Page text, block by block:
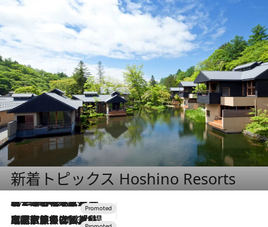
新着トピックス Hoshino Resorts
2026.8.7
【トンボの足水浴】ヒノキの香りに包まれて涼感マックス！約13℃の湧水かけ流しを避暑地「星野温泉 トンボの湯」で体験
2026.7.31
【ホテル帰省】という選択肢をOMOが提案。家族とほどよい距離を保つには「昼は実家、夜は気兼ねなくホテルで！」